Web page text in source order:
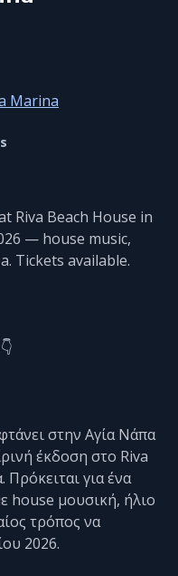
Marina
Riva Beach House in
— house music,
Tickets available.
στην Αγία Νάπα
έκδοση στο Riva
για ένα
house μουσική, ήλιο
τρόπος να
2026.